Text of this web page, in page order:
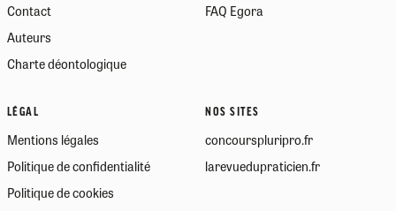
Contact
Auteurs
Charte déontologique
FAQ Egora
LÉGAL
Mentions légales
Politique de confidentialité
Politique de cookies
NOS SITES
concourspluripro.fr
larevuedupraticien.fr